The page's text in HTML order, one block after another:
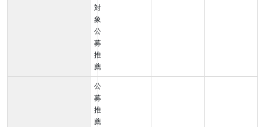
対
象
公
募
推
薦
公
募
推
薦